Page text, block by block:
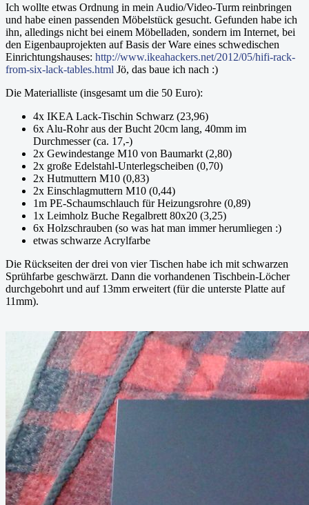
Ich wollte etwas Ordnung in mein Audio/Video-Turm reinbringen
und habe einen passenden Möbelstück gesucht. Gefunden habe ich
ihn, alledings nicht bei einem Möbelladen, sondern im Internet, bei
den Eigenbauprojekten auf Basis der Ware eines schwedischen
Einrichtungshauses: http://www.ikeahackers.net/2012/05/hifi-rack-
from-six-lack-tables.html Jö, das baue ich nach :)
Die Materialliste (insgesamt um die 50 Euro):
4x IKEA Lack-Tischin Schwarz (23,96)
6x Alu-Rohr aus der Bucht 20cm lang, 40mm im
Durchmesser (ca. 17,-)
2x Gewindestange M10 von Baumarkt (2,80)
2x große Edelstahl-Unterlegscheiben (0,70)
2x Hutmuttern M10 (0,83)
2x Einschlagmuttern M10 (0,44)
1m PE-Schaumschlauch für Heizungsrohre (0,89)
1x Leimholz Buche Regalbrett 80x20 (3,25)
6x Holzschrauben (so was hat man immer herumliegen :)
etwas schwarze Acrylfarbe
Die Rückseiten der drei von vier Tischen habe ich mit schwarzen
Sprühfarbe geschwärzt. Dann die vorhandenen Tischbein-Löcher
durchgebohrt und auf 13mm erweitert (für die unterste Platte auf
11mm).